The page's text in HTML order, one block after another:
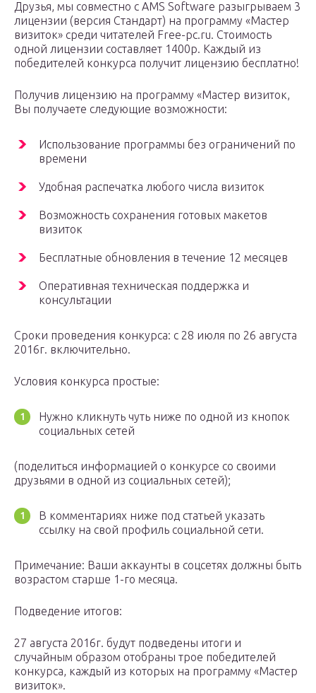
Друзья, мы совместно с AMS Software разыгрываем 3
лицензии (версия Стандарт) на программу «Мастер
визиток» среди читателей Free-pc.ru. Стоимость
одной лицензии составляет 1400р. Каждый из
победителей конкурса получит лицензию бесплатно!
Получив лицензию на программу «Мастер визиток,
Вы получаете следующие возможности:
Использование программы без ограничений по
времени
Удобная распечатка любого числа визиток
Возможность сохранения готовых макетов
визиток
Бесплатные обновления в течение 12 месяцев
Оперативная техническая поддержка и
консультации
Сроки проведения конкурса: с 28 июля по 26 августа
2016г. включительно.
Условия конкурса простые:
Нужно кликнуть чуть ниже по одной из кнопок
социальных сетей
(поделиться информацией о конкурсе со своими
друзьями в одной из социальных сетей);
В комментариях ниже под статьей указать
ссылку на свой профиль социальной сети.
Примечание: Ваши аккаунты в соцсетях должны быть
возрастом старше 1-го месяца.
Подведение итогов:
27 августа 2016г. будут подведены итоги и
случайным образом отобраны трое победителей
конкурса, каждый из которых на программу «Мастер
визиток».